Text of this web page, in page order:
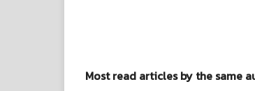
Most read articles by the same